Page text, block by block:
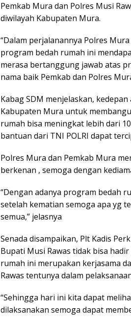
Pemkab Mura dan Polres Musi
diwilayah Kabupaten Mura.
“Dalam perjalanannya Polres
program bedah rumah ini
merasa bertanggung jawab atas
nama baik Pemkab dan Polres
Kabag SDM menjelaskan,
Kabupaten Mura untuk
rumah bisa meningkat lebih dari
bantuan dari TNI POLRI dapat
Polres Mura dan Pemkab Mura
berkenan , semoga dengan
“Dengan adanya program bedah
setelah kematian semoga apa yg
semua,” jelasnya
Senada disampaikan, Plt Kadis
Bupati Musi Rawas tidak bisa
rumah ini merupakan kerjasama
Rawas tentunya dalam
“Sehingga hari ini kita dapat
dilaksanakan semoga dapat